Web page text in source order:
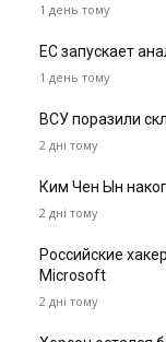
1 день тому
ЕС запускает
1 день тому
ВСУ поразили
2 дні тому
Ким Чен Ын
2 дні тому
Российские
Microsoft
2 дні тому